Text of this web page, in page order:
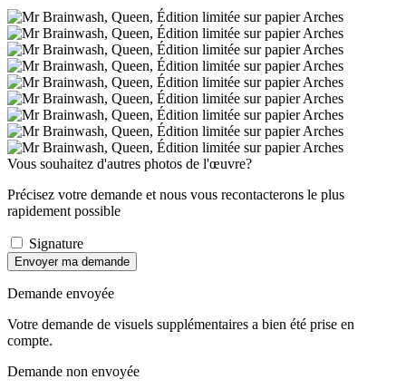
Vous souhaitez d'autres photos de l'œuvre?
Précisez votre demande et nous vous recontacterons le plus
rapidement possible
Signature
Envoyer ma demande
Demande envoyée
Votre demande de visuels supplémentaires a bien été prise en
compte.
Demande non envoyée